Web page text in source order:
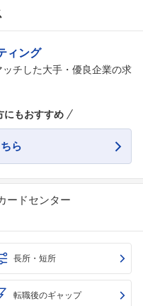
ィング
チした大手・優良企業の求
にもおすすめ
ら
ードセンター
長所・短所
転職後のギャップ